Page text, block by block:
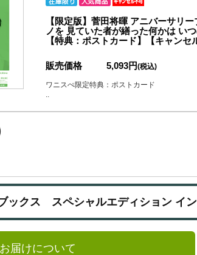
【限定版】菅田将暉 アニバーサリ
ノを 見ていた者が繕った何かは い
【特典：ポストカード】【キャンセ
販売価格 5,093円(税込)
ワニスぺ限定特典：ポストカード
..
ックス スペシャルエディション イ
お届けについて